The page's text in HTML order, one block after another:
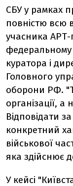
СБУ у рамках
повністю всю
учасника АРТ-
федеральному
куратора і
Головного
оборони РФ.
організації,
Відповідати
конкретний
військової
яка здійснює
У кейсі